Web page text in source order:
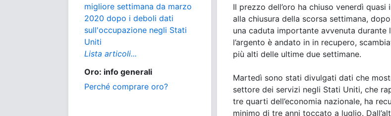
migliore settimana da marzo
2020 dopo i deboli dati
sull'occupazione negli Stati
Uniti
Lista articoli...
Oro: info generali
Perché comprare oro?
Il prezzo dell’oro ha chiuso venerdì
alla chiusura della scorsa settimana,
una caduta importante avvenuta durante
l’argento è andato in in recupero,
più alti delle ultime due settimane.
Martedì sono stati divulgati dati che
settore dei servizi negli Stati Uniti, che
tre quarti dell’economia nazionale, ha
minimo di tre anni toccato a luglio.